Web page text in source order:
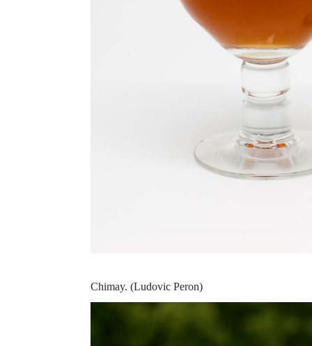
Chimay. (Ludovic Peron)